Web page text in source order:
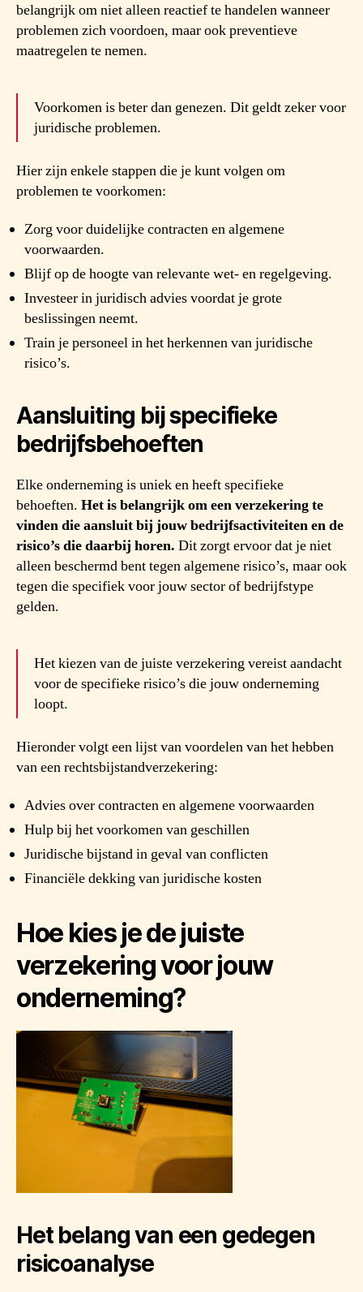
belangrijk om niet alleen reactief te handelen wanneer
problemen zich voordoen, maar ook preventieve
maatregelen te nemen.
Voorkomen is beter dan genezen. Dit geldt zeker voor
juridische problemen.
Hier zijn enkele stappen die je kunt volgen om
problemen te voorkomen:
Zorg voor duidelijke contracten en algemene
voorwaarden.
Blijf op de hoogte van relevante wet- en regelgeving.
Investeer in juridisch advies voordat je grote
beslissingen neemt.
Train je personeel in het herkennen van juridische
risico’s.
Aansluiting bij specifieke
bedrijfsbehoeften
Elke onderneming is uniek en heeft specifieke
behoeften. Het is belangrijk om een verzekering te
vinden die aansluit bij jouw bedrijfsactiviteiten en de
risico’s die daarbij horen. Dit zorgt ervoor dat je niet
alleen beschermd bent tegen algemene risico’s, maar ook
tegen die specifiek voor jouw sector of bedrijfstype
gelden.
Het kiezen van de juiste verzekering vereist aandacht
voor de specifieke risico’s die jouw onderneming
loopt.
Hieronder volgt een lijst van voordelen van het hebben
van een rechtsbijstandverzekering:
Advies over contracten en algemene voorwaarden
Hulp bij het voorkomen van geschillen
Juridische bijstand in geval van conflicten
Financiële dekking van juridische kosten
Hoe kies je de juiste
verzekering voor jouw
onderneming?
Het belang van een gedegen
risicoanalyse